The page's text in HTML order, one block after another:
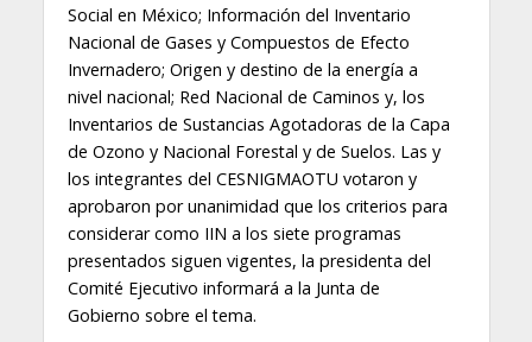
Social en México; Información del Inventario
Nacional de Gases y Compuestos de Efecto
Invernadero; Origen y destino de la energía a
nivel nacional; Red Nacional de Caminos y, los
Inventarios de Sustancias Agotadoras de la Capa
de Ozono y Nacional Forestal y de Suelos. Las y
los integrantes del CESNIGMAOTU votaron y
aprobaron por unanimidad que los criterios para
considerar como IIN a los siete programas
presentados siguen vigentes, la presidenta del
Comité Ejecutivo informará a la Junta de
Gobierno sobre el tema.